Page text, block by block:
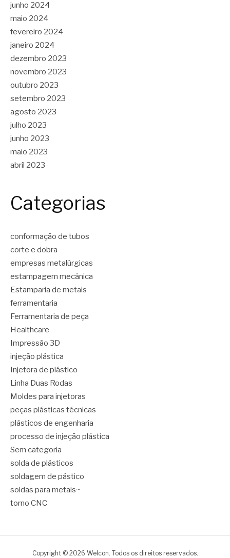
junho 2024
maio 2024
fevereiro 2024
janeiro 2024
dezembro 2023
novembro 2023
outubro 2023
setembro 2023
agosto 2023
julho 2023
junho 2023
maio 2023
abril 2023
Categorias
conformação de tubos
corte e dobra
empresas metalúrgicas
estampagem mecânica
Estamparia de metais
ferramentaria
Ferramentaria de peça
Healthcare
Impressão 3D
injeção plástica
Injetora de plástico
Linha Duas Rodas
Moldes para injetoras
peças plásticas técnicas
plásticos de engenharia
processo de injeção plástica
Sem categoria
solda de plásticos
soldagem de pástico
soldas para metais~
torno CNC
Copyright © 2026 Welcon. Todos os direitos reservados.